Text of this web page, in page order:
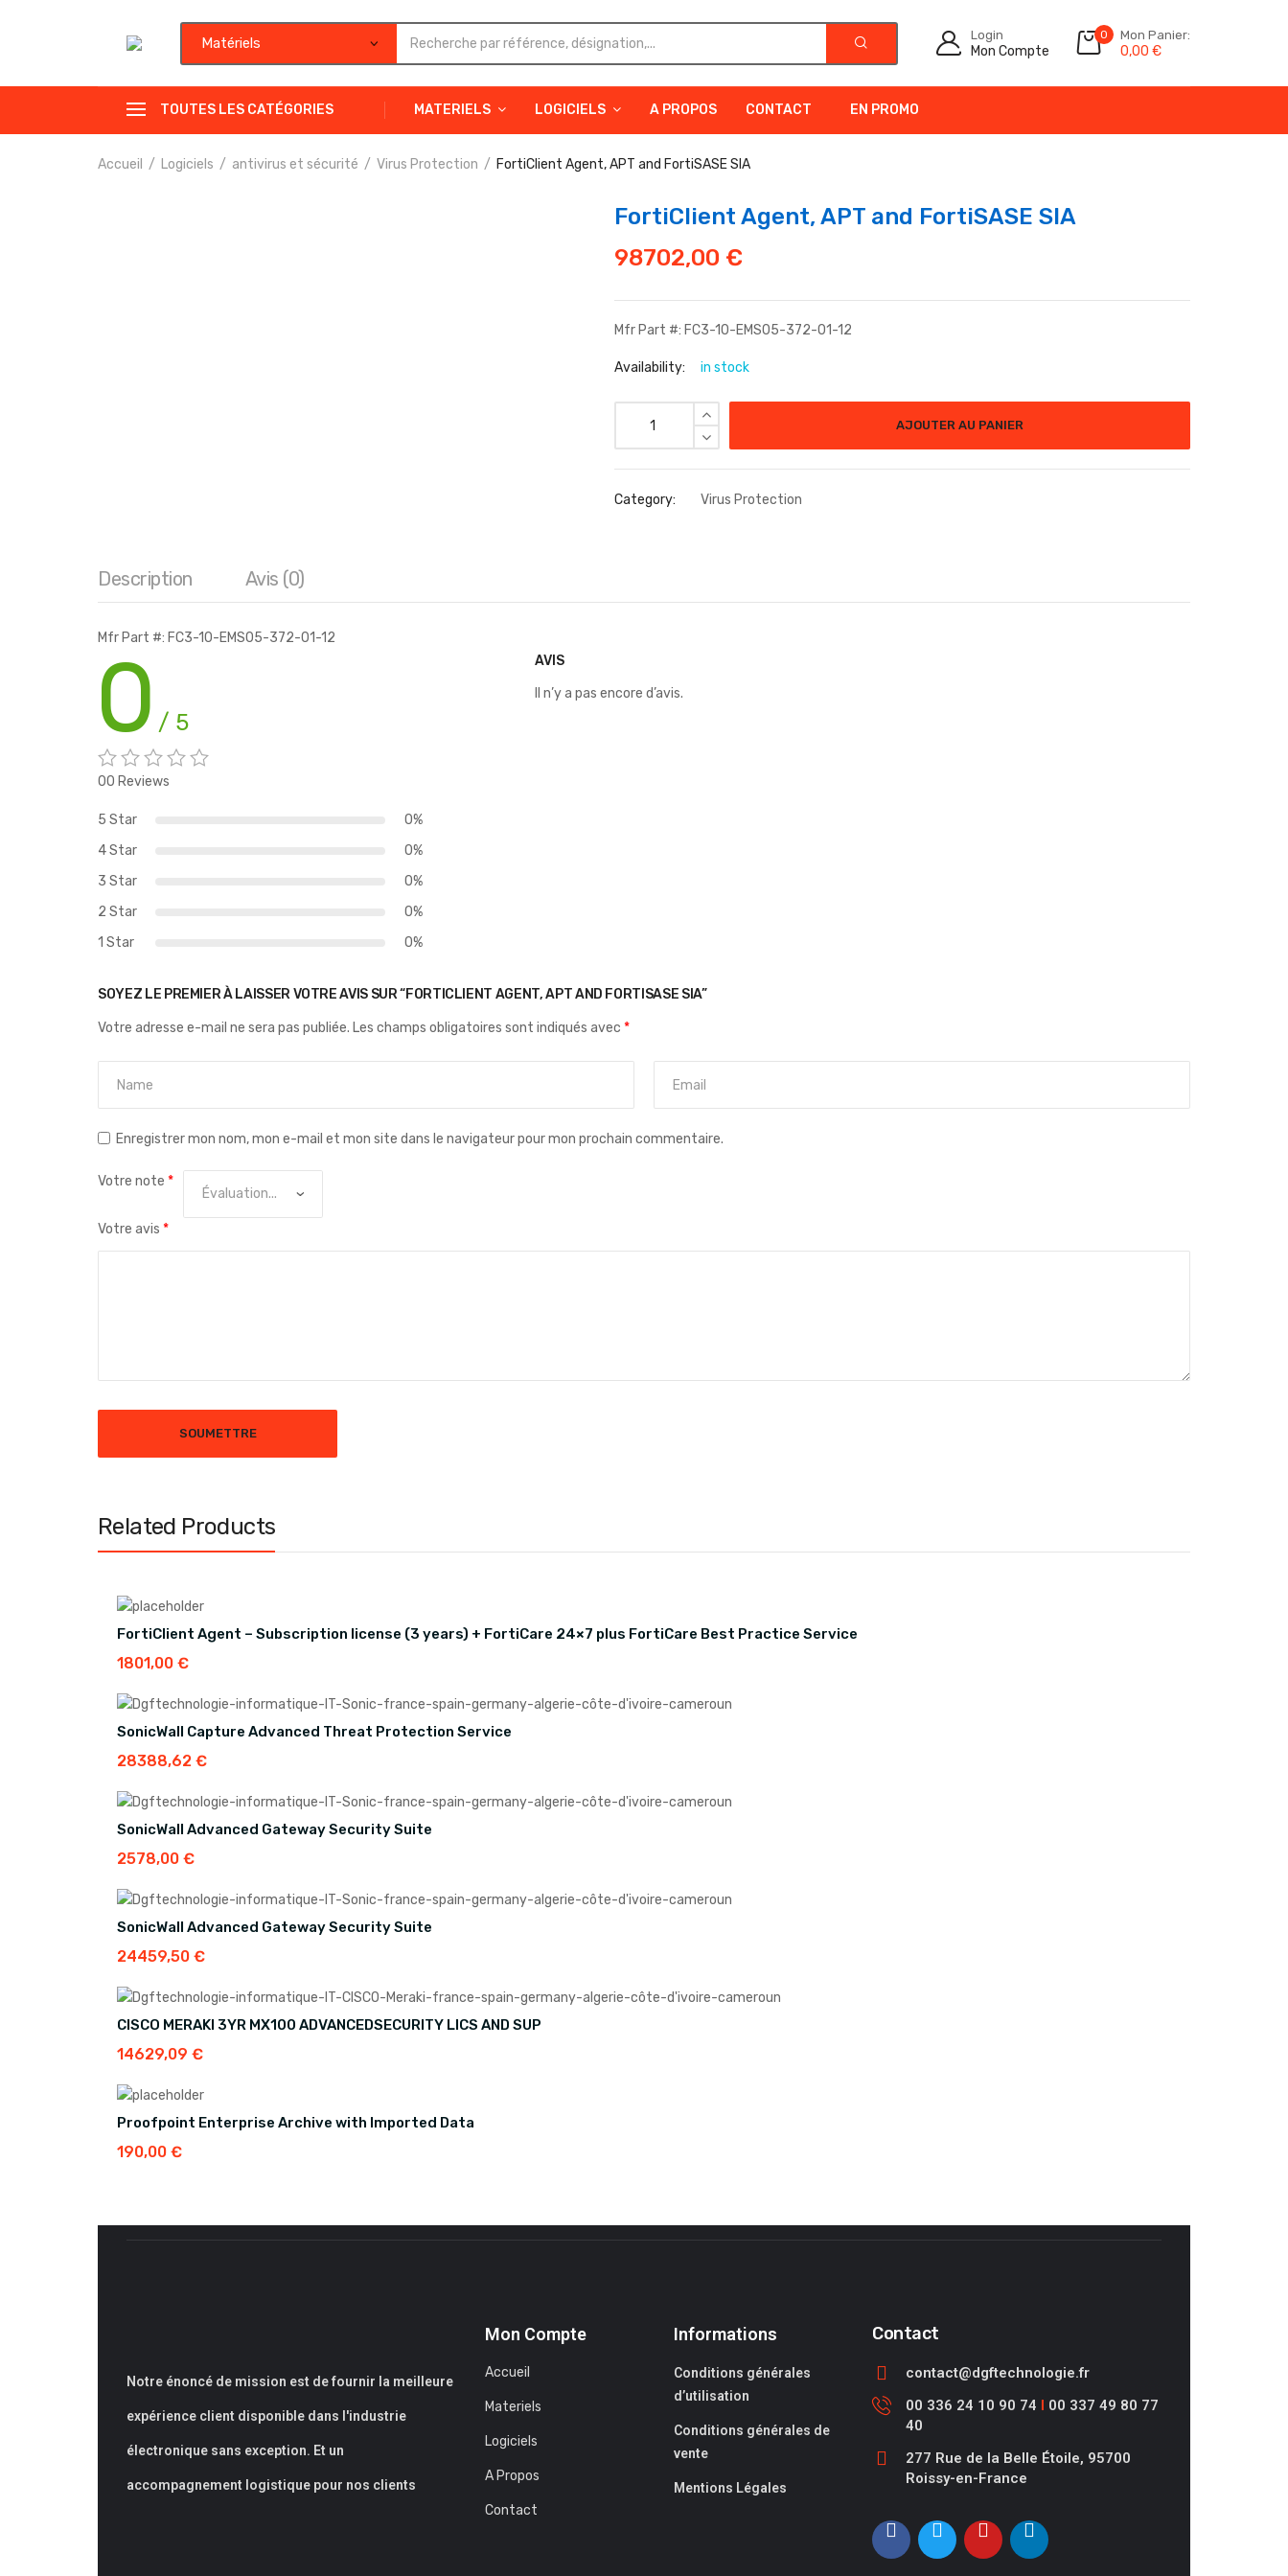
Login
Mon Compte
0 Mon Panier:
0,00 €
TOUTES LES CATÉGORIES MATERIELS LOGICIELS A PROPOS CONTACT EN PROMO
Accueil Logiciels antivirus et sécurité Virus Protection FortiClient Agent, APT and FortiSASE SIA
FortiClient Agent, APT and FortiSASE SIA
98702,00 €
Mfr Part #: FC3-10-EMS05-372-01-12
Availability: in stock
AJOUTER AU PANIER
Category: Virus Protection
Description Avis (0)
Mfr Part #: FC3-10-EMS05-372-01-12
0 / 5
00 Reviews
5 Star
0%
4 Star
0%
3 Star
0%
2 Star
0%
1 Star
0%
AVIS
Il n’y a pas encore d’avis.
SOYEZ LE PREMIER À LAISSER VOTRE AVIS SUR “FORTICLIENT AGENT, APT AND FORTISASE SIA”
Votre adresse e-mail ne sera pas publiée. Les champs obligatoires sont indiqués avec *
Enregistrer mon nom, mon e-mail et mon site dans le navigateur pour mon prochain commentaire.
Votre note *
Votre avis *
Related Products
FortiClient Agent – Subscription license (3 years) + FortiCare 24×7 plus FortiCare Best Practice Service
1801,00 €
SonicWall Capture Advanced Threat Protection Service
28388,62 €
SonicWall Advanced Gateway Security Suite
2578,00 €
SonicWall Advanced Gateway Security Suite
24459,50 €
CISCO MERAKI 3YR MX100 ADVANCEDSECURITY LICS AND SUP
14629,09 €
Proofpoint Enterprise Archive with Imported Data
190,00 €
Notre énoncé de mission est de fournir la meilleure
expérience client disponible dans l'industrie
électronique sans exception. Et un
accompagnement logistique pour nos clients
Mon Compte
Accueil
Materiels
Logiciels
A Propos
Contact
Informations
Conditions générales
d’utilisation
Conditions générales de
vente
Mentions Légales
Contact
contact@dgftechnologie.fr
00 336 24 10 90 74 I 00 337 49 80 77
40
277 Rue de la Belle Étoile, 95700
Roissy-en-France